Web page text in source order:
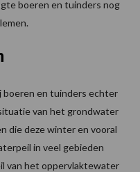
boeren en tuinders nog
boeren en tuinders echter
van het grondwater
die deze winter en vooral
in veel gebieden
van het oppervlaktewater